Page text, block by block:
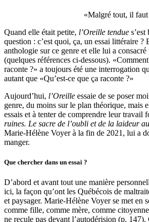
«Malgré tout, il faut
Quand elle était petite, l’Oreille tendue
question : c’est quoi, ça, un essai littéraire ?
anthologie sur ce genre et elle lui a consacré
(quelques références ci-dessous).
raconte ?» a toujours été une interrogation
autant que «Qu’est-ce que ça raconte ?»
Aujourd’hui, l’Oreille essaie de se poser
genre, du moins sur le plan théorique, mais
essais et à tenter de comprendre leur travail
ruines. Le sacre de l’oubli et de la laideur
Marie-Hélène Voyer à la fin de 2021, lui a
manger.
Que chercher dans un essai ?
D’abord et avant tout une manière
ici, la façon qu’ont les Québécois de
et paysager. Marie-Hélène Voyer se met en
comme fille, comme mère, comme
ne recule pas devant l’autodérision (p. 147).